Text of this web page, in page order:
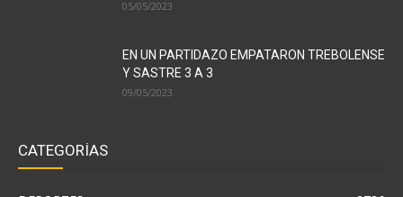
05/05/2023
EN UN PARTIDAZO EMPATARON TREBOLENSE
Y SASTRE 3 A 3
09/05/2023
CATEGORÍAS